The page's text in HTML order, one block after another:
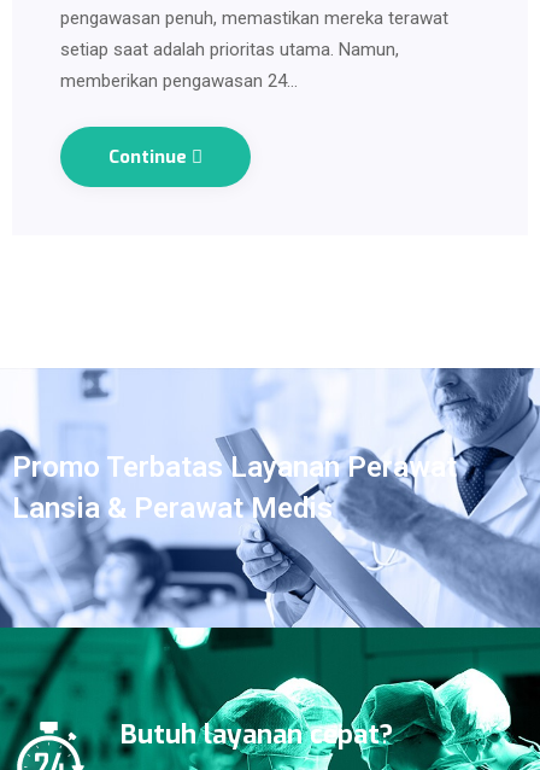
pengawasan penuh, memastikan mereka terawat
setiap saat adalah prioritas utama. Namun,
memberikan pengawasan 24…
Continue
Promo Terbatas Layanan Perawat
Lansia & Perawat Medis
Butuh layanan cepat?